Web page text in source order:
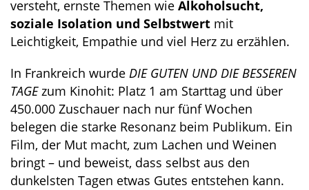
versteht, ernste Themen wie Alkoholsucht,
soziale Isolation und Selbstwert mit
Leichtigkeit, Empathie und viel Herz zu erzählen.
In Frankreich wurde DIE GUTEN UND DIE BESSEREN
TAGEzum Kinohit: Platz 1 am Starttag und über
450.000 Zuschauer nach nur fünf Wochen
belegen die starke Resonanz beim Publikum. Ein
Film, der Mut macht, zum Lachen und Weinen
bringt – und beweist, dass selbst aus den
dunkelsten Tagen etwas Gutes entstehen kann.